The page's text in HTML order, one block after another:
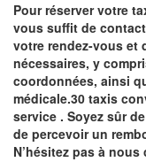
Pour réserver votre
vous suffit de
votre rendez-vous et
nécessaires, y
coordonnées, ainsi
médicale.30 taxis
service . Soyez sûr
de percevoir un
N’hésitez pas à